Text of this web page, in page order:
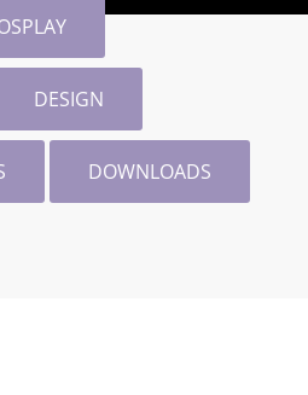
DESIGN
DOWNLOADS